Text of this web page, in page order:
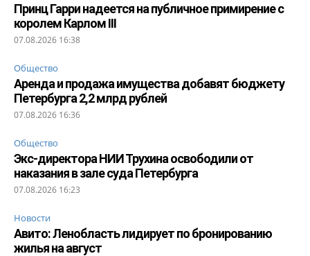
Принц Гарри надеется на публичное примирение с
королем Карлом III
07.08.2026 16:38
Общество
Аренда и продажа имущества добавят бюджету
Петербурга 2,2 млрд рублей
07.08.2026 16:36
Общество
Экс-директора НИИ Трухина освободили от
наказания в зале суда Петербурга
07.08.2026 16:23
Новости
Авито: Ленобласть лидирует по бронированию
жилья на август